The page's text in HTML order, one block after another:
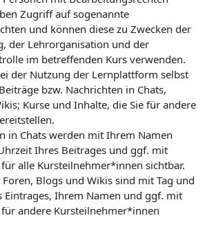
Zugriff auf sogenannte
und können diese zu Zwecken der
der Lehrorganisation und der
im betreffenden Kurs verwenden.
der Nutzung der Lernplattform selbst
bzw. Nachrichten in Chats,
Kurse und Inhalte, die Sie für andere
in Chats werden mit Ihrem Namen
Ihres Beitrages und ggf. mit
alle Kursteilnehmer*innen sichtbar.
Blogs und Wikis sind mit Tag und
Eintrages, Ihrem Namen und ggf. mit
andere Kursteilnehmer*innen